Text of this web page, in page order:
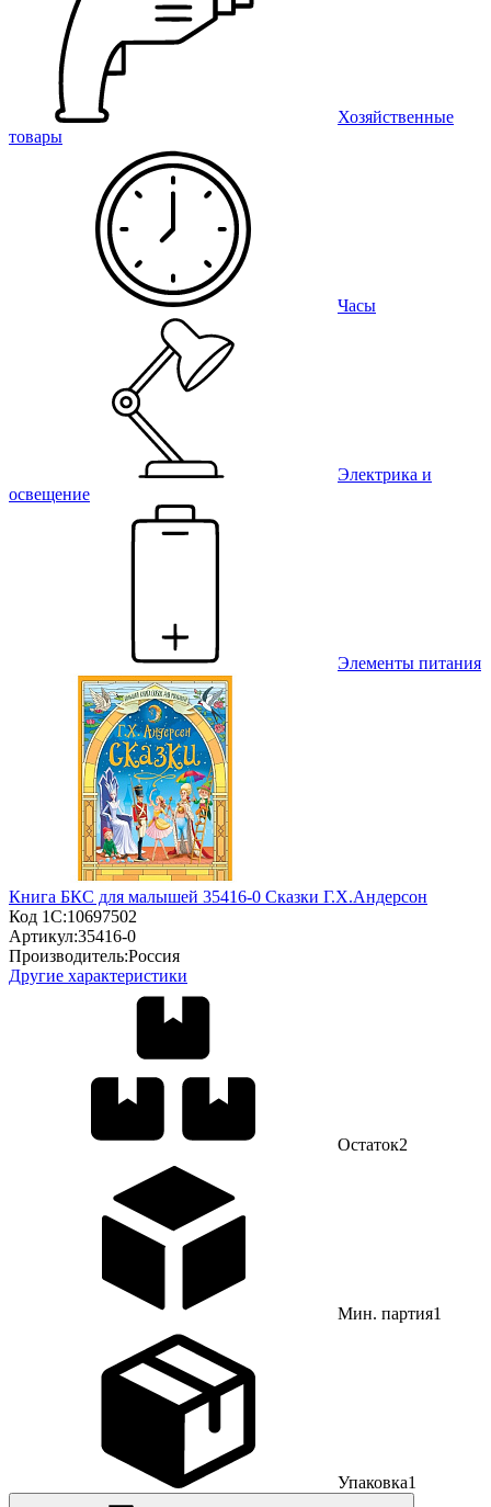
Хозяйственные
товары
Часы
Электрика и
освещение
Элементы питания
Книга БКС для малышей 35416-0 Сказки Г.Х.Андерсон
Код 1С:10697502
Артикул:35416-0
Производитель:Россия
Другие характеристики
Остаток2
Мин. партия1
Упаковка1